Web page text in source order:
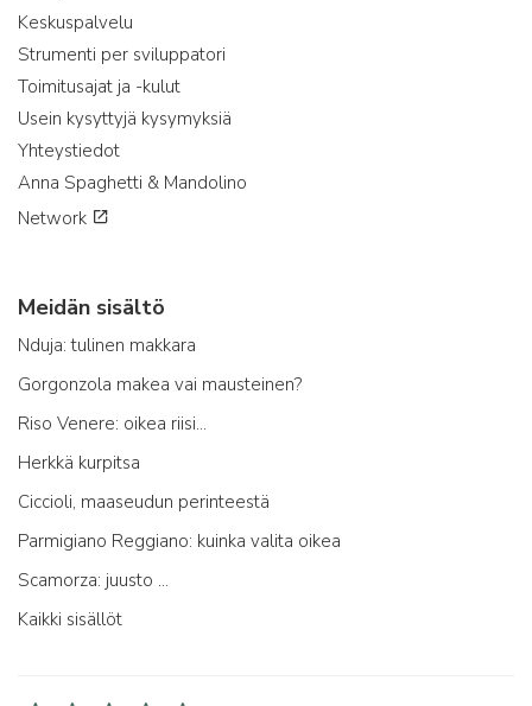
Keskuspalvelu
Strumenti per sviluppatori
Toimitusajat ja -kulut
Usein kysyttyjä kysymyksiä
Yhteystiedot
Anna Spaghetti & Mandolino
Network
Meidän sisältö
Nduja: tulinen makkara
Gorgonzola makea vai mausteinen?
Riso Venere: oikea riisi...
Herkkä kurpitsa
Ciccioli, maaseudun perinteestä
Parmigiano Reggiano: kuinka valita oikea
Scamorza: juusto ...
Kaikki sisällöt